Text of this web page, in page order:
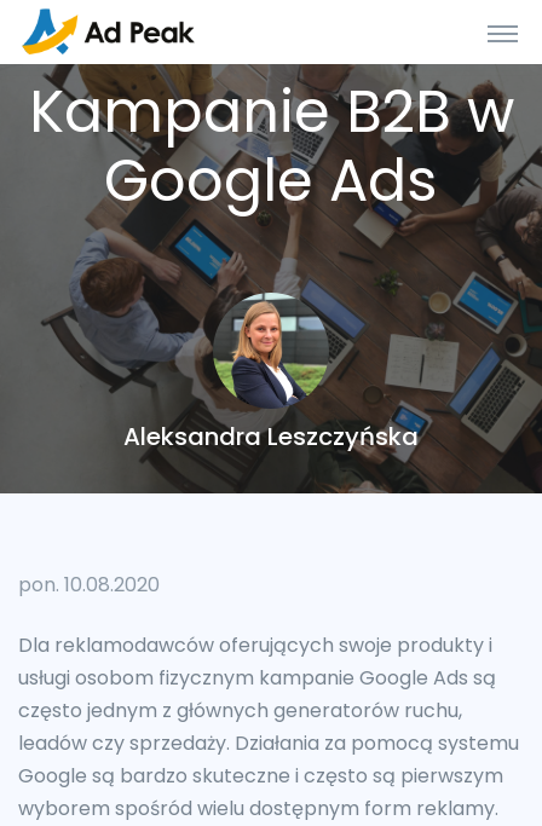
Kampanie B2B w
Google Ads
Aleksandra Leszczyńska
pon. 10.08.2020
Dla reklamodawców oferujących swoje produkty i
usługi osobom fizycznym kampanie Google Ads są
często jednym z głównych generatorów ruchu,
leadów czy sprzedaży. Działania za pomocą systemu
Google są bardzo skuteczne i często są pierwszym
wyborem spośród wielu dostępnym form reklamy.